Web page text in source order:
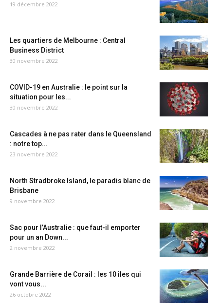
19 décembre 2022
Les quartiers de Melbourne : Central
Business District
30 novembre 2022
COVID-19 en Australie : le point sur la
situation pour les...
30 novembre 2022
Cascades à ne pas rater dans le Queensland
: notre top...
23 novembre 2022
North Stradbroke Island, le paradis blanc de
Brisbane
9 novembre 2022
Sac pour l’Australie : que faut-il emporter
pour un an Down...
2 novembre 2022
Grande Barrière de Corail : les 10 îles qui
vont vous...
26 octobre 2022